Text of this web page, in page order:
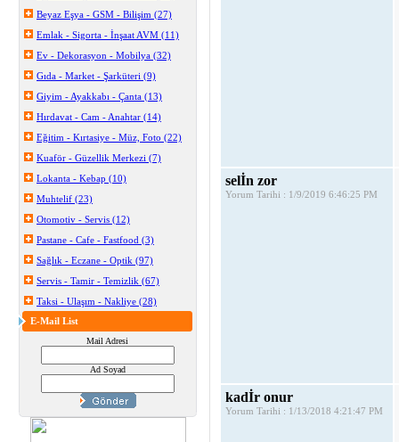
Beyaz Eşya - GSM - Bilişim (27)
Emlak - Sigorta - İnşaat AVM (11)
Ev - Dekorasyon - Mobilya (32)
Gıda - Market - Şarküteri (9)
Giyim - Ayakkabı - Çanta (13)
Hırdavat - Cam - Anahtar (14)
Eğitim - Kırtasiye - Müz, Foto (22)
Kuaför - Güzellik Merkezi (7)
Lokanta - Kebap (10)
Muhtelif (23)
Otomotiv - Servis (12)
Pastane - Cafe - Fastfood (3)
Sağlık - Eczane - Optik (97)
Servis - Tamir - Temizlik (67)
Taksi - Ulaşım - Nakliye (28)
E-Mail List
Mail Adresi
Ad Soyad
selİn zor
Yorum Tarihi : 1/9/2019 6:46:25 PM
kadİr onur
Yorum Tarihi : 1/13/2018 4:21:47 PM